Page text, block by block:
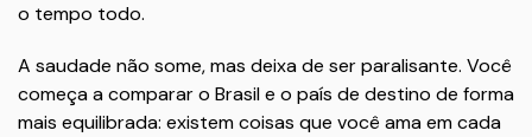
o tempo todo.
A saudade não some, mas deixa de ser paralisante. Você
começa a comparar o Brasil e o país de destino de forma
mais equilibrada: existem coisas que você ama em cada